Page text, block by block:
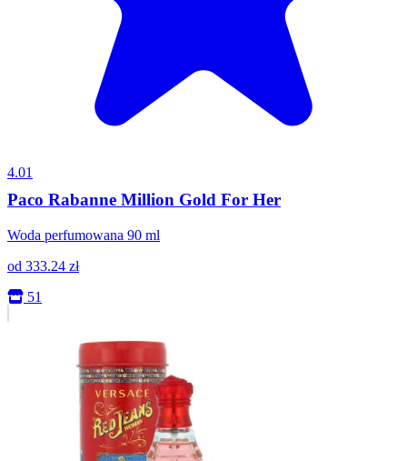
4.01
Paco Rabanne Million Gold For Her
Woda perfumowana 90 ml
od 333.24 zł
51